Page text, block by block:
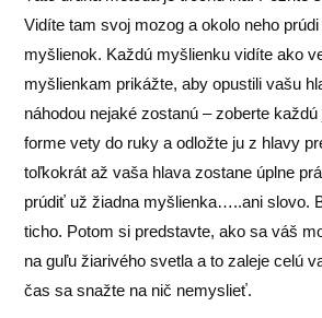
Vidíte tam svoj mozog a okolo neho
myšlienok. Každú myšlienku vidíte ako
myšlienkam prikážte, aby opustili vašu
náhodou nejaké zostanú – zoberte
forme vety do ruky a odložte ju z hlavy
toľkokrát až vaša hlava zostane úplne
prúdiť už žiadna myšlienka…..ani slovo.
ticho. Potom si predstavte, ako sa váš
na guľu žiarivého svetla a to zaleje celú
čas sa snažte na nič nemyslieť.